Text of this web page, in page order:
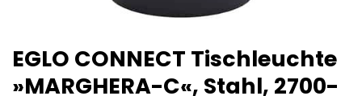
EGLO CONNECT Tischleuchte
»MARGHERA-C«, Stahl, 2700-